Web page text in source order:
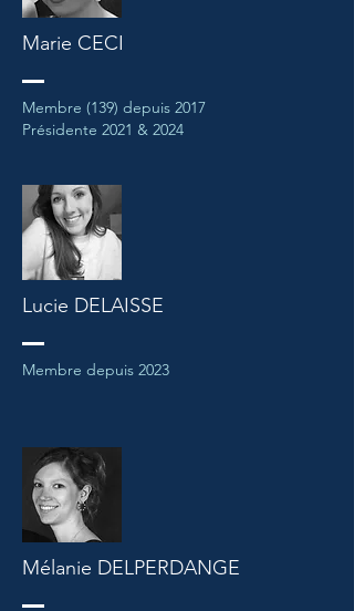
Marie CECI
Membre (139) depuis 2017
Présidente 2021 & 2024
Lucie DELAISSE
Membre depuis 2023
Mélanie DELPERDANGE